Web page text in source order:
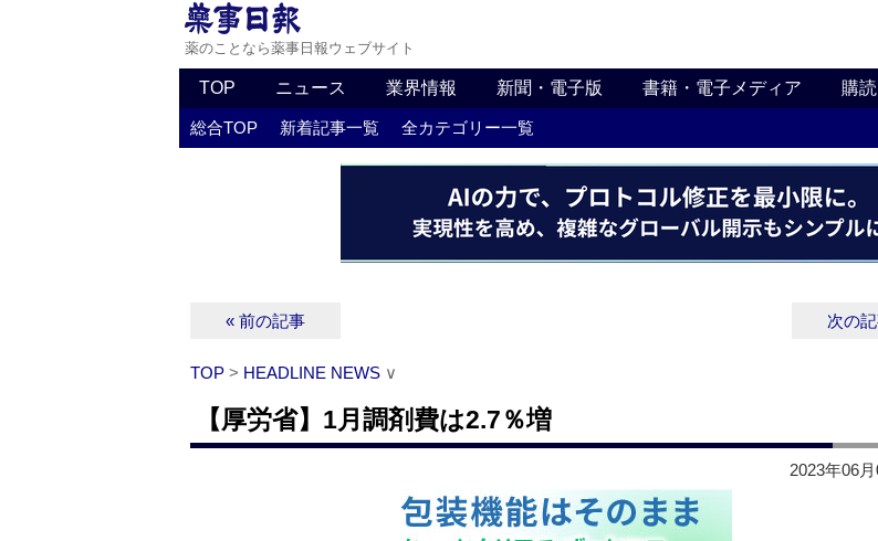
薬のことなら薬事日報ウェブサイト
TOP ニュース 業界情報 新聞・電子版 書籍・電子メディア 購
総合TOP 新着記事一覧 全カテゴリー一覧
« 前の記事 次の
TOP > HEADLINE NEWS ∨
【厚労省】1月調剤費は2.7％増
2023年06